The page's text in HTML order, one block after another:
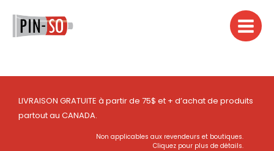
contenu
LIVRAISON GRATUITE à partir de 75$ et + d’achat de produits
partout au CANADA.
Non applicables aux revendeurs et boutiques.
Cliquez pour plus de détails.